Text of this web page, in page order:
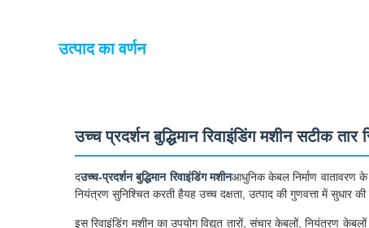
उत्पाद का वर्णन
उच्च प्रदर्शन बुद्धिमान रिवाइंडिंग मशीन सटीक तार
दउच्च-प्रदर्शन बुद्धिमान रिवाइंडिंग मशीनआधुनिक केबल निर्माण वातावरण के
नियंत्रण सुनिश्चित करती हैयह उच्च दक्षता, उत्पाद की गुणवत्ता में
इस रिवाइंडिंग मशीन का उपयोग विद्युत तारों, संचार केबलों, नियंत्रण